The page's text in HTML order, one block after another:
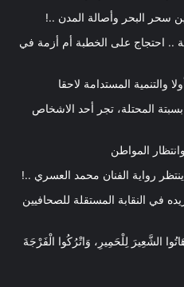
سحر البحر وأصالة المدن ..!
.. احتجاج على الخطبة أم أزمة في
والتنمية المستدامة لاحقا
المحتلة، تجر أحد الاشخاص
المواطن
رواية الفنان محمد العسري ..!
في النقابة المستقلة للصحافيين
الشَّعِيرَ لِلْحَمِيرِ، وَاتْرُكُوا الْفَرْجَةَ